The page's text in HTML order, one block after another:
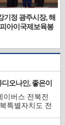
기정 광주시장, 해
피아이국제보육봉
오나인, 좋은이
이버스 전북전
특별자치도 전